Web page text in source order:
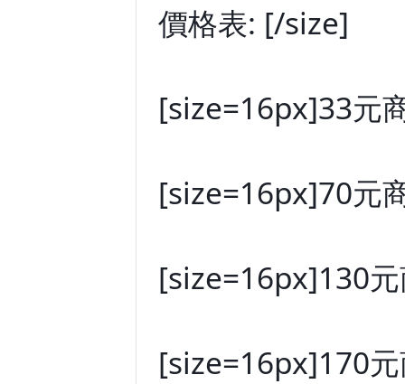
價格表: [/size]
[size=16px]33元
[size=16px]70元
[size=16px]130
[size=16px]170